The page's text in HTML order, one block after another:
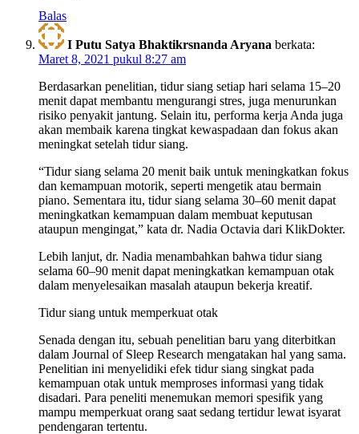
Balas
I Putu Satya Bhaktikrsnanda Aryana berkata:
Maret 8, 2021 pukul 8:27 am
Berdasarkan penelitian, tidur siang setiap hari selama 15–20
menit dapat membantu mengurangi stres, juga menurunkan
risiko penyakit jantung. Selain itu, performa kerja Anda juga
akan membaik karena tingkat kewaspadaan dan fokus akan
meningkat setelah tidur siang.
“Tidur siang selama 20 menit baik untuk meningkatkan fokus
dan kemampuan motorik, seperti mengetik atau bermain
piano. Sementara itu, tidur siang selama 30–60 menit dapat
meningkatkan kemampuan dalam membuat keputusan
ataupun mengingat,” kata dr. Nadia Octavia dari KlikDokter.
Lebih lanjut, dr. Nadia menambahkan bahwa tidur siang
selama 60–90 menit dapat meningkatkan kemampuan otak
dalam menyelesaikan masalah ataupun bekerja kreatif.
Tidur siang untuk memperkuat otak
Senada dengan itu, sebuah penelitian baru yang diterbitkan
dalam Journal of Sleep Research mengatakan hal yang sama.
Penelitian ini menyelidiki efek tidur siang singkat pada
kemampuan otak untuk memproses informasi yang tidak
disadari. Para peneliti menemukan memori spesifik yang
mampu memperkuat orang saat sedang tertidur lewat isyarat
pendengaran tertentu.